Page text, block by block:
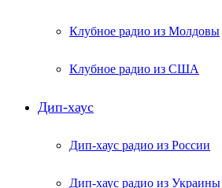
Клубное радио из Молдовы
Клубное радио из США
Дип-хаус
Дип-хаус радио из России
Дип-хаус радио из Украины